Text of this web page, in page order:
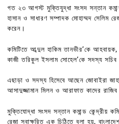
গত ২৩ আগস্ট মুক্তিযুদ্ধা সংসদ সন্তান কমান্ড
হাসান ও সাধারণ সম্পাদক মোহাম্মদ সেলিম
করেন।
কমিটিতে আব্দুল হাকিম তানভীর’কে
কাজী তরিকুল ইসলাম সোহেল’কে সদস্য
এছাড়া ও সদস্য হিসেবে আছেন জোবাইরা
আসাদুজ্জামান মিলন ও আরাফাত কাদের
মুক্তিযোদ্ধা সংসদ সন্তান কমান্ড কেন্দ্রীয়
রেজা স্বাক্ষরিত এক চিঠিতে বলা হয়,